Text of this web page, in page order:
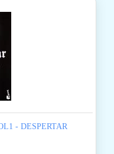
- DESPERTAR